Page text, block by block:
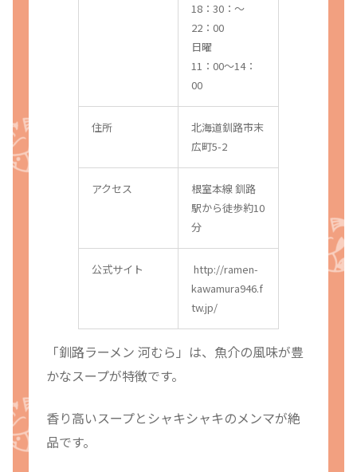
18：30：～
22：00
日曜
11：00～14：
00
住所
北海道釧路市末
広町5-2
アクセス
根室本線 釧路
駅から徒歩約10
分
公式サイト
http://ramen-
kawamura946.f
tw.jp/
「釧路ラーメン 河むら」は、魚介の風味が豊
かなスープが特徴です。
香り高いスープとシャキシャキのメンマが絶
品です。